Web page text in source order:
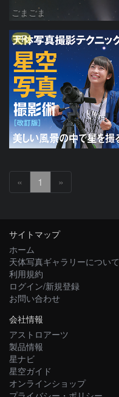
ごまごま
PR
« 1 »
サイトマップ
ホーム
天体写真ギャラリーについて
利用規約
ログイン/新規登録
お問い合わせ
会社情報
アストロアーツ
製品情報
星ナビ
星空ガイド
オンラインショップ